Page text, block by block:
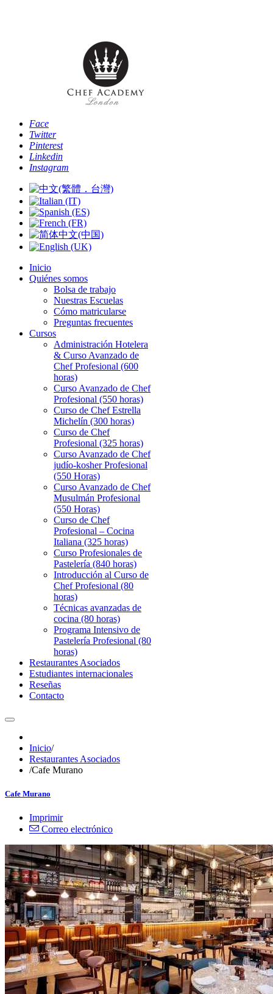
Face
Twitter
Pinterest
Linkedin
Instagram
Inicio
Quiénes somos
Bolsa de trabajo
Nuestras Escuelas
Cómo matricularse
Preguntas frecuentes
Cursos
Administración Hotelera
& Curso Avanzado de
Chef Profesional (600
horas)
Curso Avanzado de Chef
Profesional (550 horas)
Curso de Chef Estrella
Michelín (300 horas)
Curso de Chef
Profesional (325 horas)
Curso Avanzado de Chef
judío-kosher Profesional
(550 Horas)
Curso Avanzado de Chef
Musulmán Profesional
(550 Horas)
Curso de Chef
Profesional – Cocina
Italiana (325 horas)
Curso Profesionales de
Pastelería (840 horas)
Introducción al Curso de
Chef Profesional (80
horas)
Técnicas avanzadas de
cocina (80 horas)
Programa Intensivo de
Pastelería Profesional (80
horas)
Restaurantes Asociados
Estudiantes internacionales
Reseñas
Contacto
Inicio/
Restaurantes Asociados
/Cafe Murano
Cafe Murano
Imprimir
Correo electrónico